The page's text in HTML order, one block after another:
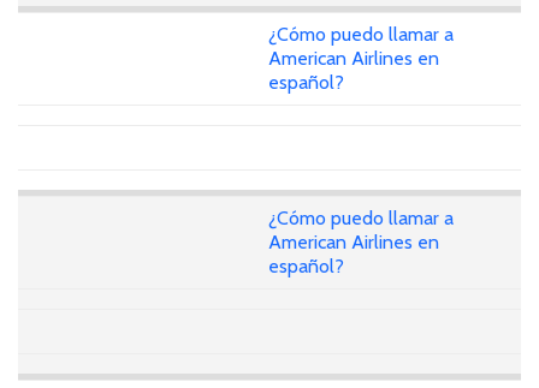
¿Cómo puedo llamar a
American Airlines en
español?
¿Cómo puedo llamar a
American Airlines en
español?